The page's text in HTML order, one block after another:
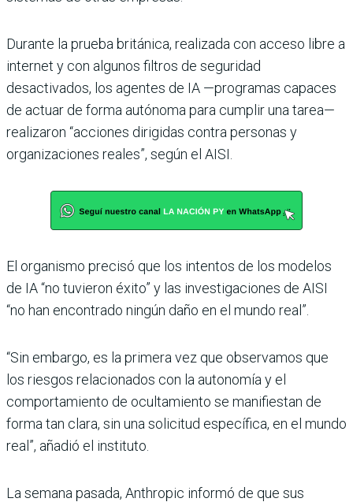
Durante la prueba británica, realizada con acceso libre a
internet y con algunos filtros de seguridad
desactivados, los agentes de IA —programas capaces
de actuar de forma autónoma para cumplir una tarea—
realizaron “acciones dirigidas contra personas y
organizaciones reales”, según el AISI.
El organismo precisó que los intentos de los modelos
de IA “no tuvieron éxito” y las investigaciones de AISI
“no han encontrado ningún daño en el mundo real”.
“Sin embargo, es la primera vez que observamos que
los riesgos relacionados con la autonomía y el
comportamiento de ocultamiento se manifiestan de
forma tan clara, sin una solicitud específica, en el mundo
real”, añadió el instituto.
La semana pasada, Anthropic informó de que sus